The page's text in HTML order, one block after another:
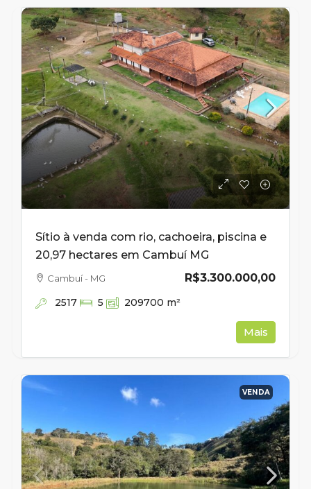
Sítio à venda com rio, cachoeira, piscina e
20,97 hectares em Cambuí MG
R$3.300.000,00
Cambuí - MG
2517 5 209700 m²
Mais
VENDA